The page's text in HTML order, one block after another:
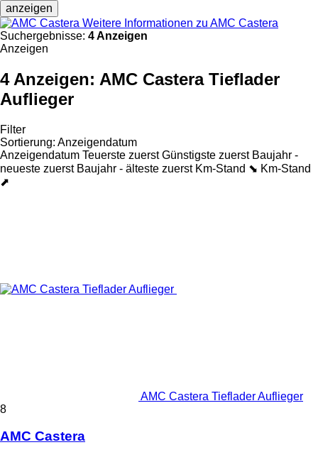
anzeigen
Weitere Informationen zu AMC Castera
Suchergebnisse: 4 Anzeigen
Anzeigen
4 Anzeigen: AMC Castera Tieflader
Auflieger
Filter
Sortierung: Anzeigendatum
Anzeigendatum Teuerste zuerst Günstigste zuerst Baujahr -
neueste zuerst Baujahr - älteste zuerst Km-Stand ⬊ Km-Stand
⬈
AMC Castera Tieflader Auflieger
8
AMC Castera